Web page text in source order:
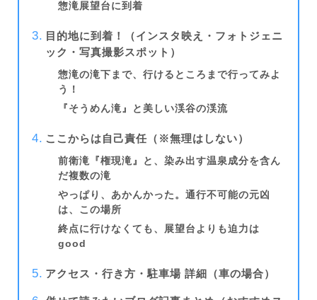
惣滝展望台に到着
目的地に到着！（インスタ映え・フォトジェニ
ック・写真撮影スポット）
惣滝の滝下まで、行けるところまで行ってみよ
う！
『そうめん滝』と美しい渓谷の渓流
ここからは自己責任（※無理はしない）
前衛滝『権現滝』と、染み出す温泉成分を含ん
だ複数の滝
やっぱり、あかんかった。通行不可能の元凶
は、この場所
終点に行けなくても、展望台よりも迫力は
good
アクセス ・ 行き方 ・駐車場 詳細 （車の場合）